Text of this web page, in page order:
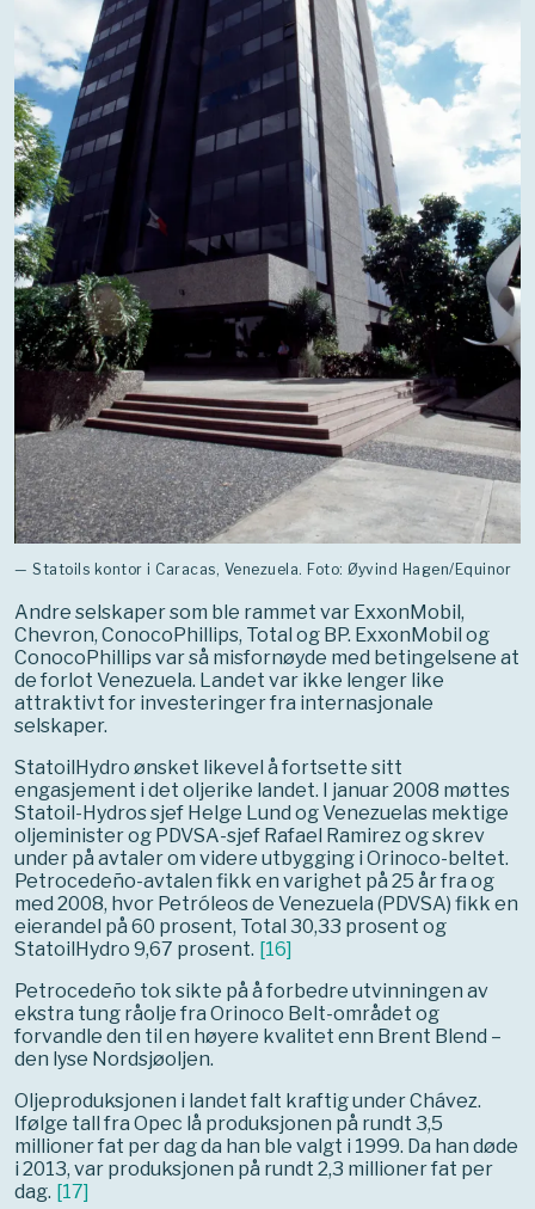
— Statoils kontor i Caracas, Venezuela. Foto: Øyvind Hagen/Equinor
Andre selskaper som ble rammet var ExxonMobil,
Chevron, ConocoPhillips, Total og BP. ExxonMobil og
ConocoPhillips var så misfornøyde med betingelsene at
de forlot Venezuela. Landet var ikke lenger like
attraktivt for investeringer fra internasjonale
selskaper.
StatoilHydro ønsket likevel å fortsette sitt
engasjement i det oljerike landet. I januar 2008 møttes
Statoil-Hydros sjef Helge Lund og Venezuelas mektige
oljeminister og PDVSA-sjef Rafael Ramirez og skrev
under på avtaler om videre utbygging i Orinoco-beltet.
Petrocedeño-avtalen fikk en varighet på 25 år fra og
med 2008, hvor Petróleos de Venezuela (PDVSA) fikk en
eierandel på 60 prosent, Total 30,33 prosent og
StatoilHydro 9,67 prosent. [16]
Petrocedeño tok sikte på å forbedre utvinningen av
ekstra tung råolje fra Orinoco Belt-området og
forvandle den til en høyere kvalitet enn Brent Blend –
den lyse Nordsjøoljen.
Oljeproduksjonen i landet falt kraftig under Chávez.
Ifølge tall fra Opec lå produksjonen på rundt 3,5
millioner fat per dag da han ble valgt i 1999. Da han døde
i 2013, var produksjonen på rundt 2,3 millioner fat per
dag. [17]